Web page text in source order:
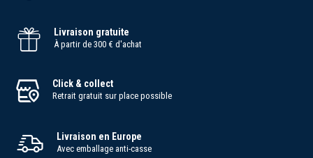
Livraison gratuite
À partir de 300 € d'achat
Click & collect
Retrait gratuit sur place possible
Livraison en Europe
Avec emballage anti-casse